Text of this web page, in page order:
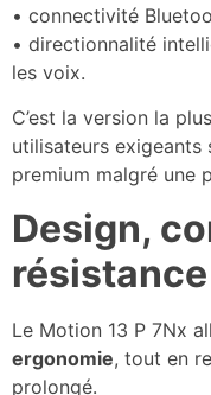
• connectivité
• directionnalité
les voix.
C’est la version la
utilisateurs exigeants
premium malgré une
Design,
résistance
Le Motion 13 P 7Nx
ergonomie, tout en
prolongé.